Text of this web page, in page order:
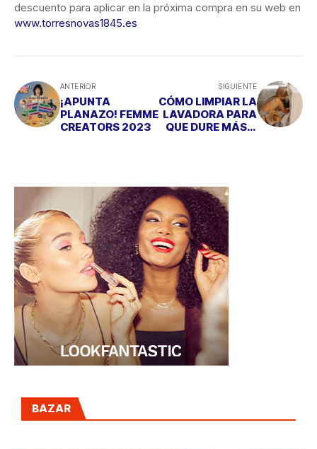
descuento para aplicar en la próxima compra en su web en
www.torresnovas1845.es
ANTERIOR
¡APUNTA
PLANAZO! FEMME
CREATORS 2023
SIGUIENTE
CÓMO LIMPIAR LA
LAVADORA PARA
QUE DURE MÁS Y
BAZAR